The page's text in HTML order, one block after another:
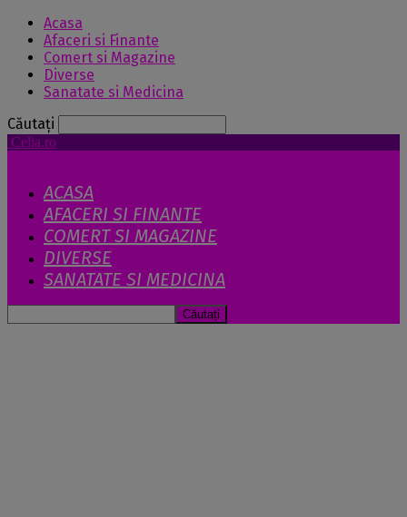
Acasa
Afaceri si Finante
Comert si Magazine
Diverse
Sanatate si Medicina
Căutați
Celia.ro
ACASA
AFACERI SI FINANTE
COMERT SI MAGAZINE
DIVERSE
SANATATE SI MEDICINA